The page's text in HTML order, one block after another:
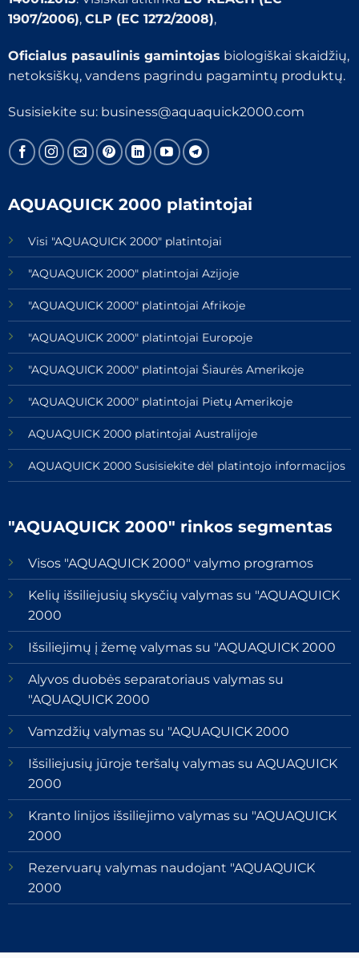
1907/2006), CLP (EC 1272/2008),
Oficialus pasaulinis gamintojas biologiškai skaidžių,
netoksiškų, vandens pagrindu pagamintų produktų.
Susisiekite su: business@aquaquick2000.com
AQUAQUICK 2000 platintojai
Visi "AQUAQUICK 2000" platintojai
"AQUAQUICK 2000" platintojai Azijoje
"AQUAQUICK 2000" platintojai Afrikoje
"AQUAQUICK 2000" platintojai Europoje
"AQUAQUICK 2000" platintojai Šiaurės Amerikoje
"AQUAQUICK 2000" platintojai Pietų Amerikoje
AQUAQUICK 2000 platintojai Australijoje
AQUAQUICK 2000 Susisiekite dėl platintojo informacijos
"AQUAQUICK 2000" rinkos segmentas
Visos "AQUAQUICK 2000" valymo programos
Kelių išsiliejusių skysčių valymas su "AQUAQUICK
2000
Išsiliejimų į žemę valymas su "AQUAQUICK 2000
Alyvos duobės separatoriaus valymas su
"AQUAQUICK 2000
Vamzdžių valymas su "AQUAQUICK 2000
Išsiliejusių jūroje teršalų valymas su AQUAQUICK
2000
Kranto linijos išsiliejimo valymas su "AQUAQUICK
2000
Rezervuarų valymas naudojant "AQUAQUICK
2000